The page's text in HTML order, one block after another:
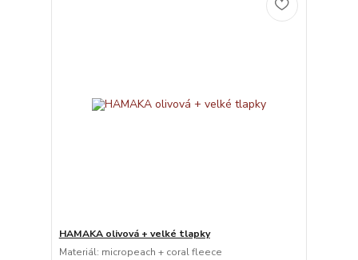
HAMAKA olivová + velké tlapky
Materiál: micropeach + coral fleece